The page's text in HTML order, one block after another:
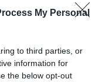
My Personal
to third parties, or
information for
the below opt-out
noticias de